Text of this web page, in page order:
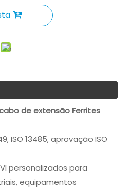
de extensão Ferrites
ISO 13485, aprovação ISO
personalizados para
equipamentos